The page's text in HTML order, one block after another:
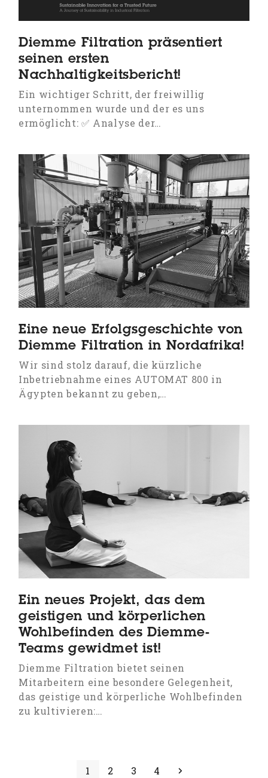
Diemme Filtration präsentiert
seinen ersten
Nachhaltigkeitsbericht!
Ein wichtiger Schritt, der freiwillig
unternommen wurde und der es uns
ermöglicht: ✅ Analyse der…
Eine neue Erfolgsgeschichte von
Diemme Filtration in Nordafrika!
Wir sind stolz darauf, die kürzliche
Inbetriebnahme eines AUTOMAT 800 in
Ägypten bekannt zu geben,…
Ein neues Projekt, das dem
geistigen und körperlichen
Wohlbefinden des Diemme-
Teams gewidmet ist!
Diemme Filtration bietet seinen
Mitarbeitern eine besondere Gelegenheit,
das geistige und körperliche Wohlbefinden
zu kultivieren:…
Seite
1 Seite
2 Seite
3 Seite
4 Vorwärts